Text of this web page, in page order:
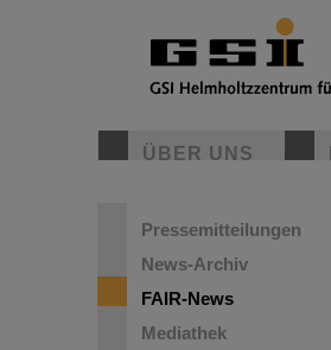
ÜBER UNS
Pressemitteilungen
News-Archiv
FAIR-News
Mediathek